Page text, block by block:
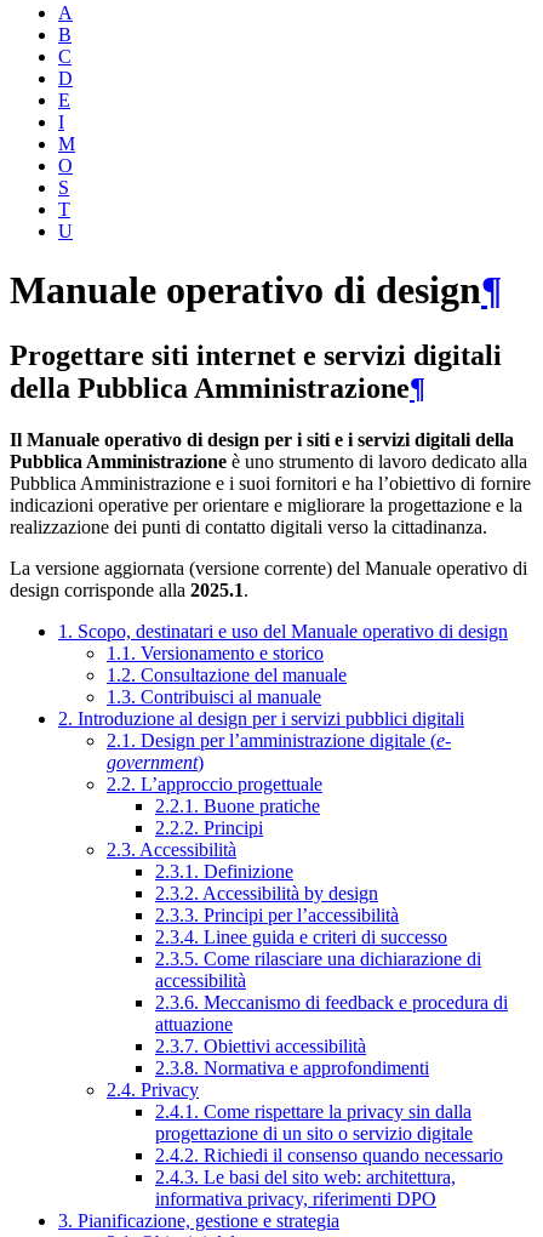
A
B
C
D
E
I
M
O
S
T
U
Manuale operativo di design¶
Progettare siti internet e servizi digitali
della Pubblica Amministrazione¶
Il Manuale operativo di design per i siti e i servizi digitali della
Pubblica Amministrazione è uno strumento di lavoro dedicato alla
Pubblica Amministrazione e i suoi fornitori e ha l’obiettivo di fornire
indicazioni operative per orientare e migliorare la progettazione e la
realizzazione dei punti di contatto digitali verso la cittadinanza.
La versione aggiornata (versione corrente) del Manuale operativo di
design corrisponde alla 2025.1.
1. Scopo, destinatari e uso del Manuale operativo di design
1.1. Versionamento e storico
1.2. Consultazione del manuale
1.3. Contribuisci al manuale
2. Introduzione al design per i servizi pubblici digitali
2.1. Design per l’amministrazione digitale (e-
government)
2.2. L’approccio progettuale
2.2.1. Buone pratiche
2.2.2. Principi
2.3. Accessibilità
2.3.1. Definizione
2.3.2. Accessibilità by design
2.3.3. Principi per l’accessibilità
2.3.4. Linee guida e criteri di successo
2.3.5. Come rilasciare una dichiarazione di
accessibilità
2.3.6. Meccanismo di feedback e procedura di
attuazione
2.3.7. Obiettivi accessibilità
2.3.8. Normativa e approfondimenti
2.4. Privacy
2.4.1. Come rispettare la privacy sin dalla
progettazione di un sito o servizio digitale
2.4.2. Richiedi il consenso quando necessario
2.4.3. Le basi del sito web: architettura,
informativa privacy, riferimenti DPO
3. Pianificazione, gestione e strategia